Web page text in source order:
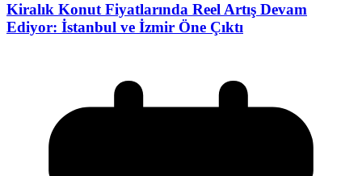
Kiralık Konut Fiyatlarında Reel Artış Devam
Ediyor: İstanbul ve İzmir Öne Çıktı